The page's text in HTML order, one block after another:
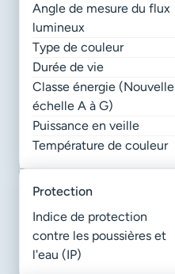
Angle de mesure du flux
lumineux
Type de couleur
Durée de vie
Classe énergie (Nouvelle
échelle A à G)
Puissance en veille
Température de couleur
protection
Indice de protection
contre les poussières et
l'eau (IP)